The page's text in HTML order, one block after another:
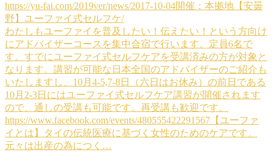
https://yu-fai.com/2019ver/news/2017-10-04開催：本拠地【安曇
野】ユーファイ式セルフケ/
わたしもユーファイを普及したい！伝えたい！という方向け
にアドバイザーコースを集中合宿で行います。定員6名で
す。すでにユーファイ式セルフケアを受講済みの方が対象と
なります。講習が可能な日本全国のアドバイザーのご紹介も
いたしますし、10月4-5,7-8日（六日はお休み）の前日である
10月2-3日にはユーファイ式セルフケア講習が開催されます
ので、通しの受講も可能です。再受講も歓迎です。
https://www.facebook.com/events/480555422291567【ユーファ
イとは】タイの伝統医療に基づく女性のためのケアです。
元々は出産の為につく…